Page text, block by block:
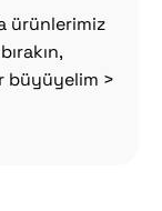
ürünlerimiz
büyüyelim >